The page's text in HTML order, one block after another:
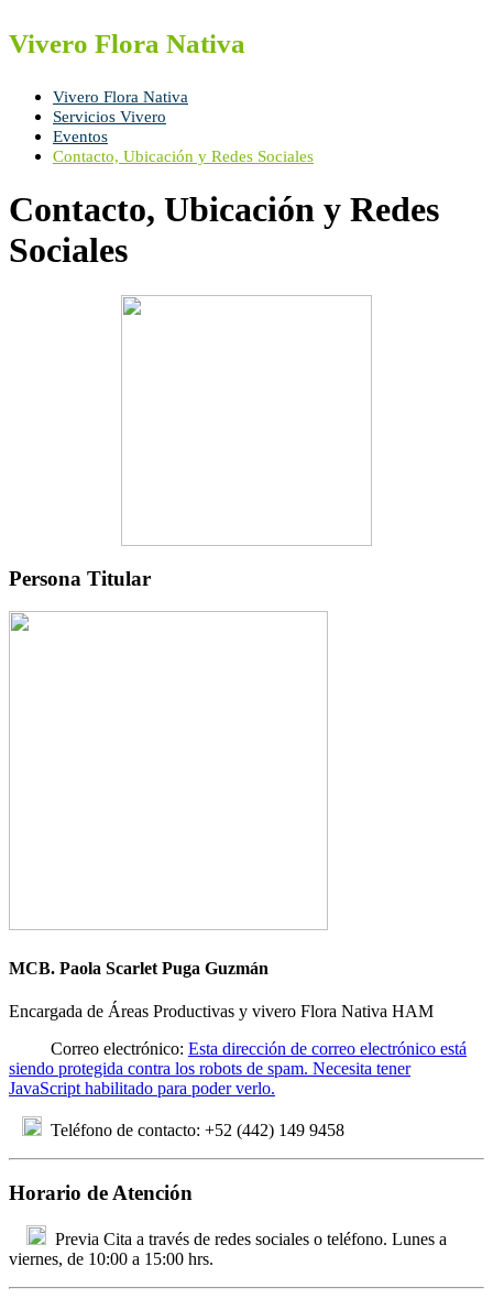
Vivero Flora Nativa
Vivero Flora Nativa
Servicios Vivero
Eventos
Contacto, Ubicación y Redes Sociales
Contacto, Ubicación y Redes
Sociales
Persona Titular
MCB. Paola Scarlet Puga Guzmán
Encargada de Áreas Productivas y vivero Flora Nativa HAM
Correo electrónico: Esta dirección de correo electrónico está
siendo protegida contra los robots de spam. Necesita tener
JavaScript habilitado para poder verlo.
Teléfono de contacto: +52 (442) 149 9458
Horario de Atención
Previa Cita a través de redes sociales o teléfono. Lunes a
viernes, de 10:00 a 15:00 hrs.